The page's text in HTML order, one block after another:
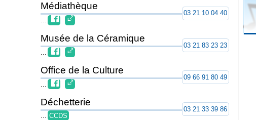
Médiathèque
...
03 21 10 04 40
Musée de la Céramique
03 21 83 23 23
Office de la Culture
09 66 91 80 49
Déchetterie
CCDS
03 21 33 39 86